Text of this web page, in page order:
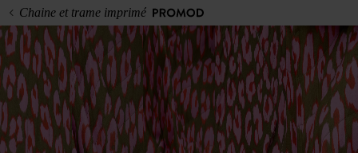
Chaine et trame imprimé